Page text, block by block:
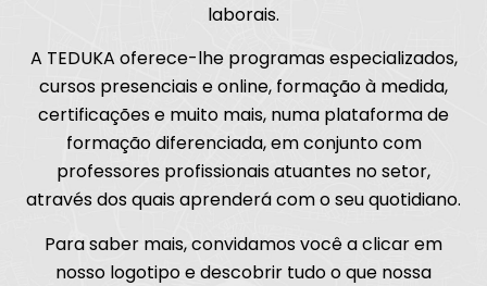
laborais.
A TEDUKA oferece-lhe programas especializados,
cursos presenciais e online, formação à medida,
certificações e muito mais, numa plataforma de
formação diferenciada, em conjunto com
professores profissionais atuantes no setor,
através dos quais aprenderá com o seu quotidiano.
Para saber mais, convidamos você a clicar em
nosso logotipo e descobrir tudo o que nossa